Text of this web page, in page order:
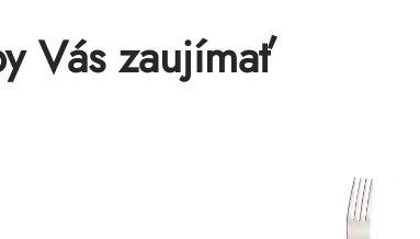
Vás zaujímať